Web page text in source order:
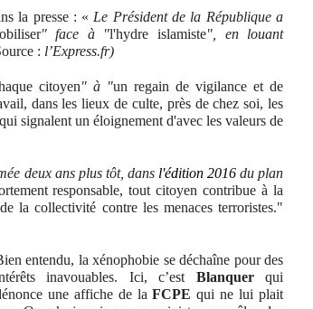
la presse : « Le Président de la République a
" face à "l'hydre islamiste", en louant
: l’Express.fr)
citoyen" à "un regain de vigilance et de
dans les lieux de culte, près de chez soi, les
signalent un éloignement d'avec les valeurs de
deux ans plus tôt, dans l'édition 2016du plan
responsable, tout citoyen contribue à la
la collectivité contre les menaces terroristes."
entendu, la xénophobie se déchaîne pour des
inavouables. Ici, c’est Blanquerqui
une affiche de laFCPE qui ne lui plait